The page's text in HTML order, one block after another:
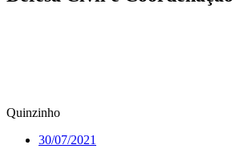
Quinzinho
30/07/2021